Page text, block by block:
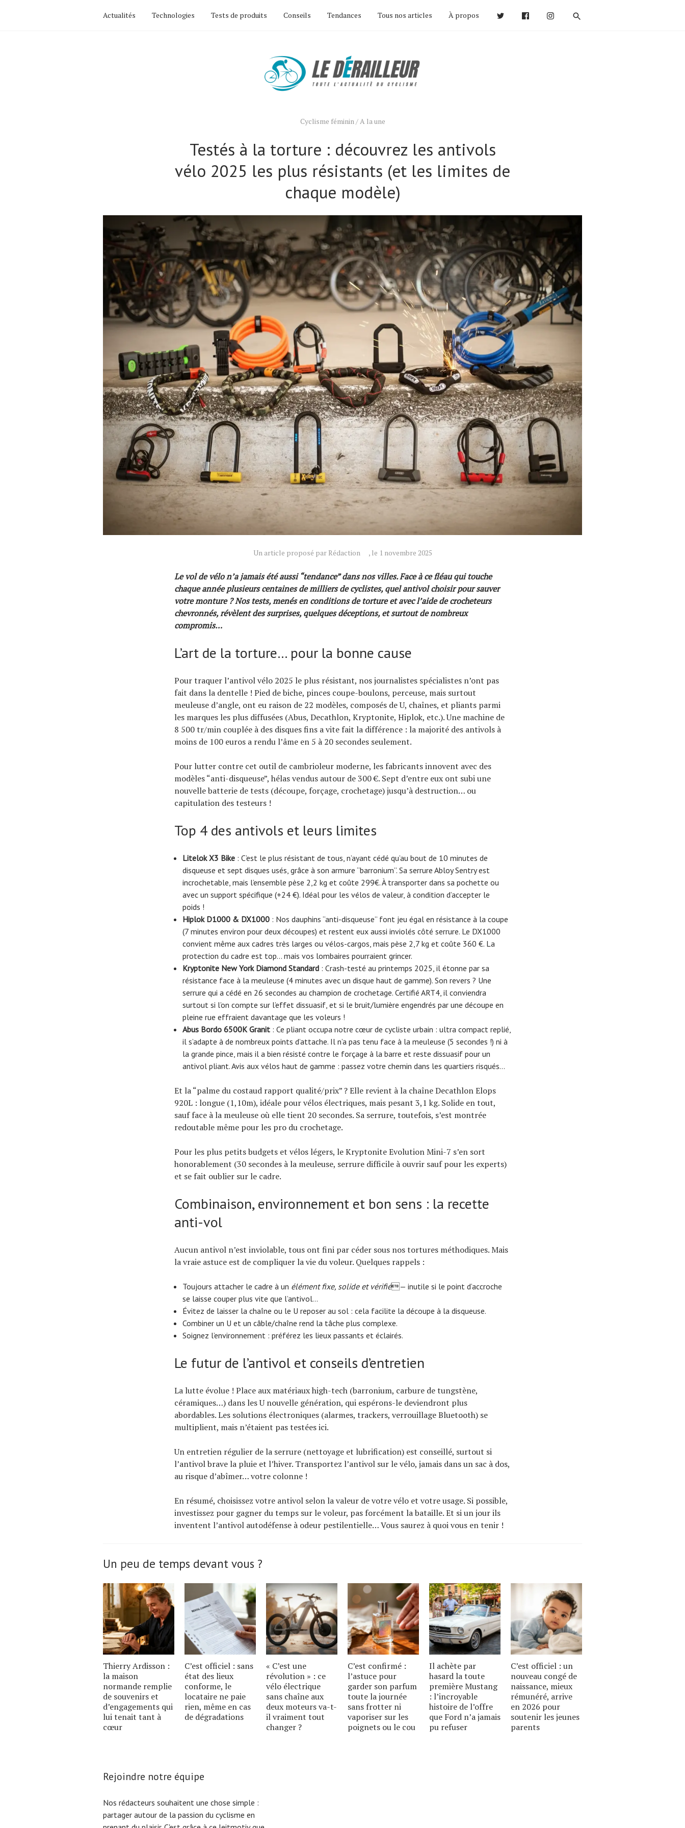
Actualités Technologies Tests de produits Conseils Tendances Tous nos articles À propos
Cyclisme féminin/A la une
Testés à la torture : découvrez les antivols
vélo 2025 les plus résistants (et les limites de
chaque modèle)
Un article proposé par Rédaction , le 1 novembre 2025
Le vol de vélo n’a jamais été aussi “tendance” dans nos villes. Face à ce fléau qui touche
chaque année plusieurs centaines de milliers de cyclistes, quel antivol choisir pour sauver
votre monture ? Nos tests, menés en conditions de torture et avec l’aide de crocheteurs
chevronnés, révèlent des surprises, quelques déceptions, et surtout de nombreux
compromis…
L’art de la torture… pour la bonne cause
Pour traquer l’antivol vélo 2025 le plus résistant, nos journalistes spécialistes n’ont pas
fait dans la dentelle ! Pied de biche, pinces coupe-boulons, perceuse, mais surtout
meuleuse d’angle, ont eu raison de 22 modèles, composés de U, chaînes, et pliants parmi
les marques les plus diffusées (Abus, Decathlon, Kryptonite, Hiplok, etc.). Une machine de
8 500 tr/min couplée à des disques fins a vite fait la différence : la majorité des antivols à
moins de 100 euros a rendu l’âme en 5 à 20 secondes seulement.
Pour lutter contre cet outil de cambrioleur moderne, les fabricants innovent avec des
modèles “anti-disqueuse”, hélas vendus autour de 300 €. Sept d’entre eux ont subi une
nouvelle batterie de tests (découpe, forçage, crochetage) jusqu’à destruction… ou
capitulation des testeurs !
Top 4 des antivols et leurs limites
Litelok X3 Bike : C’est le plus résistant de tous, n’ayant cédé qu’au bout de 10 minutes de
disqueuse et sept disques usés, grâce à son armure “barronium”. Sa serrure Abloy Sentry est
incrochetable, mais l’ensemble pèse 2,2 kg et coûte 299€. À transporter dans sa pochette ou
avec un support spécifique (+24 €). Idéal pour les vélos de valeur, à condition d’accepter le
poids !
Hiplok D1000 & DX1000 : Nos dauphins “anti-disqueuse” font jeu égal en résistance à la coupe
(7 minutes environ pour deux découpes) et restent eux aussi inviolés côté serrure. Le DX1000
convient même aux cadres très larges ou vélos-cargos, mais pèse 2,7 kg et coûte 360 €. La
protection du cadre est top… mais vos lombaires pourraient grincer.
Kryptonite New York Diamond Standard : Crash-testé au printemps 2025, il étonne par sa
résistance face à la meuleuse (4 minutes avec un disque haut de gamme). Son revers ? Une
serrure qui a cédé en 26 secondes au champion de crochetage. Certifié ART4, il conviendra
surtout si l’on compte sur l’effet dissuasif, et si le bruit/lumière engendrés par une découpe en
pleine rue effraient davantage que les voleurs !
Abus Bordo 6500K Granit : Ce pliant occupa notre cœur de cycliste urbain : ultra compact replié,
il s’adapte à de nombreux points d’attache. Il n’a pas tenu face à la meuleuse (5 secondes !) ni à
la grande pince, mais il a bien résisté contre le forçage à la barre et reste dissuasif pour un
antivol pliant. Avis aux vélos haut de gamme : passez votre chemin dans les quartiers risqués…
Et la “palme du costaud rapport qualité/prix” ? Elle revient à la chaîne Decathlon Elops
920L : longue (1,10m), idéale pour vélos électriques, mais pesant 3,1 kg. Solide en tout,
sauf face à la meuleuse où elle tient 20 secondes. Sa serrure, toutefois, s’est montrée
redoutable même pour les pro du crochetage.
Pour les plus petits budgets et vélos légers, le Kryptonite Evolution Mini-7 s’en sort
honorablement (30 secondes à la meuleuse, serrure difficile à ouvrir sauf pour les experts)
et se fait oublier sur le cadre.
Combinaison, environnement et bon sens : la recette
anti-vol
Aucun antivol n’est inviolable, tous ont fini par céder sous nos tortures méthodiques. Mais
la vraie astuce est de compliquer la vie du voleur. Quelques rappels :
Toujours attacher le cadre à un élément fixe, solide et vérifié— inutile si le point d’accroche
se laisse couper plus vite que l’antivol…
Évitez de laisser la chaîne ou le U reposer au sol : cela facilite la découpe à la disqueuse.
Combiner un U et un câble/chaîne rend la tâche plus complexe.
Soignez l’environnement : préférez les lieux passants et éclairés.
Le futur de l’antivol et conseils d’entretien
La lutte évolue ! Place aux matériaux high-tech (barronium, carbure de tungstène,
céramiques…) dans les U nouvelle génération, qui espérons-le deviendront plus
abordables. Les solutions électroniques (alarmes, trackers, verrouillage Bluetooth) se
multiplient, mais n’étaient pas testées ici.
Un entretien régulier de la serrure (nettoyage et lubrification) est conseillé, surtout si
l’antivol brave la pluie et l’hiver. Transportez l’antivol sur le vélo, jamais dans un sac à dos,
au risque d’abîmer… votre colonne !
En résumé, choisissez votre antivol selon la valeur de votre vélo et votre usage. Si possible,
investissez pour gagner du temps sur le voleur, pas forcément la bataille. Et si un jour ils
inventent l’antivol autodéfense à odeur pestilentielle… Vous saurez à quoi vous en tenir !
Un peu de temps devant vous ?
Thierry Ardisson :
la maison
normande remplie
de souvenirs et
d’engagements qui
lui tenait tant à
cœur
C’est officiel : sans
état des lieux
conforme, le
locataire ne paie
rien, même en cas
de dégradations
« C’est une
révolution » : ce
vélo électrique
sans chaîne aux
deux moteurs va-t-
il vraiment tout
changer ?
C’est confirmé :
l’astuce pour
garder son parfum
toute la journée
sans frotter ni
vaporiser sur les
poignets ou le cou
Il achète par
hasard la toute
première Mustang
: l’incroyable
histoire de l’offre
que Ford n’a jamais
pu refuser
C’est officiel : un
nouveau congé de
naissance, mieux
rémunéré, arrive
en 2026 pour
soutenir les jeunes
parents
Rejoindre notre équipe
Nos rédacteurs souhaitent une chose simple :
partager autour de la passion du cyclisme en